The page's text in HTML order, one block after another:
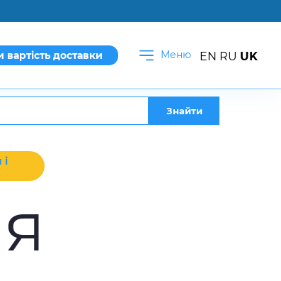
вартість доставки Меню
Знайти
EN RU UK